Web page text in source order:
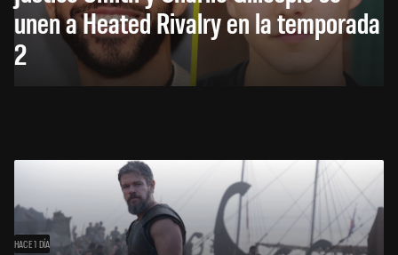
unen a Heated Rivalry en la temporada
2
HACE 1 DÍA